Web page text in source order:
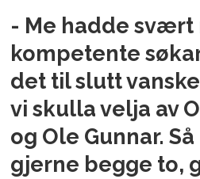
- Me hadde svært
kompetente
det til slutt
vi skulla velja av
og Ole Gunnar.
gjerne begge to,